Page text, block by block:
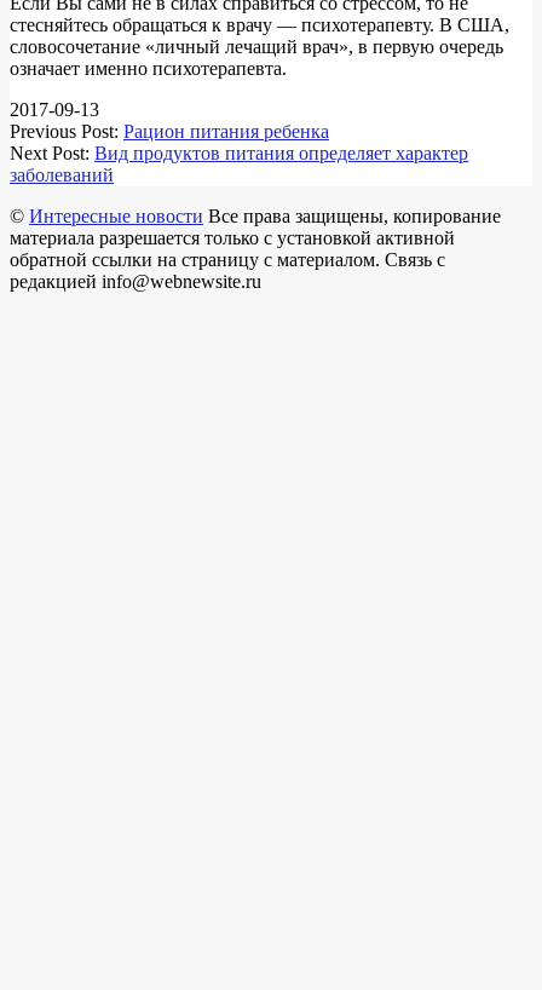
стесняйтесь обращаться к врачу — психотерапевту. В США,
словосочетание «личный лечащий врач», в первую очередь
означает именно психотерапевта.
2017-09-13
Previous Post: Рацион питания ребенка
Next Post: Вид продуктов питания определяет характер
заболеваний
© Интересные новости Все права защищены, копирование
материала разрешается только с установкой активной
обратной ссылки на страницу с материалом. Связь с
редакцией info@webnewsite.ru